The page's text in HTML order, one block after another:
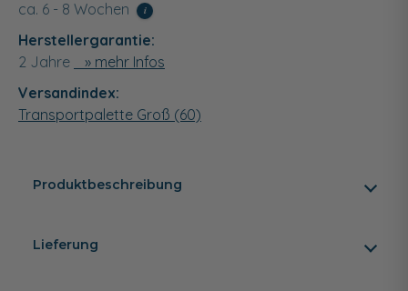
ca. 6 - 8 Wochen i
Herstellergarantie:
2 Jahre
» mehr Infos
Versandindex:
Transportpalette Groß (60)
Produktbeschreibung
Lieferung